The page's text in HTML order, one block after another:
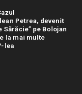
Petrea, devenit
Sărăcie” pe Bolojan
la mai multe
lea